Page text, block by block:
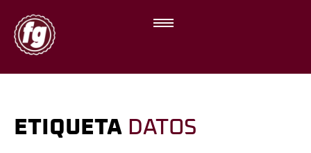
ETIQUETA DATOS